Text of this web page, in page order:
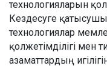
технологияларын
Кездесуге
технологиялар
қолжетімділігі мен
азаматтардың